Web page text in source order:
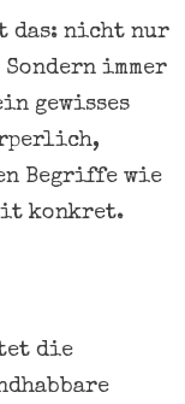
das: nicht nur
immer
gewisses
Begriffe wie
konkret.
die